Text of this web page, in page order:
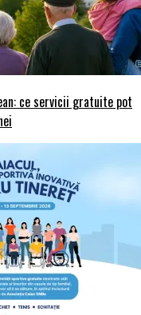
ce servicii gratuite pot